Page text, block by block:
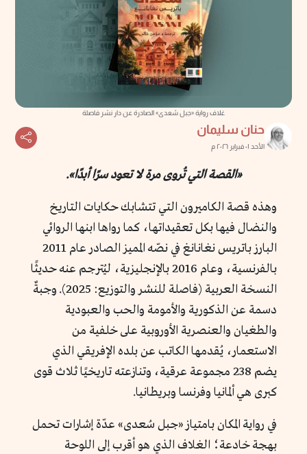
غلاف رواية «جبل سُعدى» الصادرة عن دار نشر فاصلة
حنان سليمان
الأحد ٠١ فبراير ٢٠٢٦ م
«القصة التي تُروى مرة لا تعود سرًا أبدًا».
وهذه قصة الكاميرون التي تتشابك حكايات التاريخ
والنضال فيها بكل تعقيداتها، كما رواها ابنها الروائي
البارز باتريس نغانانغ في نصّه المميز الصادر عام 2011
بالفرنسية، وعام 2016 بالإنجليزية، ليُترجم عنه حديثًا
النسخة العربية (فاصلة للنشر والتوزيع: 2025). وجبةٌ
دسمة عن الذكورية والأمومة والحب والعبودية
والطغيان والعنصرية الأوروبية على خلفية من
الاستعمار، يُقدمها الكاتب عن بلده الإفريقي الذي
يضم 238 مجموعة عرقية، وتنازعته تاريخيًا ثلاث قوى
كبرى هي ألمانيا وفرنسا وبريطانيا.
في رواية المكان بامتياز «جبل سُعدى» عدّة إشارات تحمل
بهجة خادعة؛ الغلاف الذي هو أقرب إلى اللوحة